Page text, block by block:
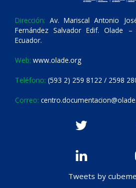
Dirección: Av. Mariscal Antonio
Fernández Salvador Edif. Olade
Ecuador.
Web: www.olade.org
Teléfono: (593 2) 259 8122 / 2598
Correo:
Tweets by